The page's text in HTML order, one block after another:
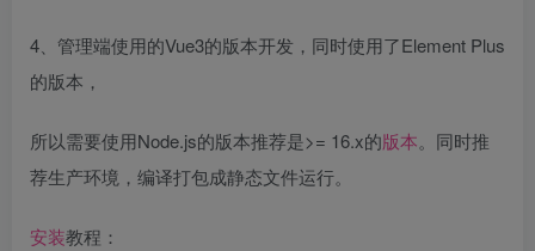
4、管理端使用的Vue3的版本开发，同时使用了Element Plus
的版本，
所以需要使用Node.js的版本推荐是>= 16.x的版本。同时推
荐生产环境，编译打包成静态文件运行。
安装教程：